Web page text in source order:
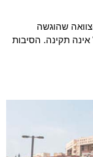
שהוגשה
תקינה. הסיבות